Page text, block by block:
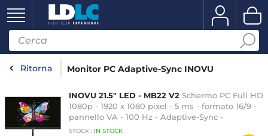
Ritorna Monitor PC Adaptive-Sync INOVU
INOVU 21.5" LED - MB22 V2 Schermo PC Full HD
1080p - 1920 x 1080 pixel - 5 ms - formato 16/9 -
pannello VA - 100 Hz - Adaptive-Sync -
HDMI/VGA - Nero
STOCK : IN STOCK